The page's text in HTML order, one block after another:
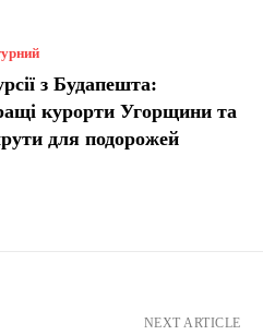
з Будапешта:
курорти Угорщини та
для подорожей
NEXT ARTICLE